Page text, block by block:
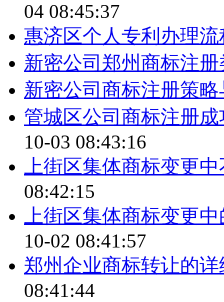
04 08:45:37
惠济区个人专利办理
新密公司郑州商标注
新密公司商标注册策
管城区公司商标注册
10-03 08:43:16
上街区集体商标变更
08:42:15
上街区集体商标变更
10-02 08:41:57
郑州企业商标转让的
08:41:44